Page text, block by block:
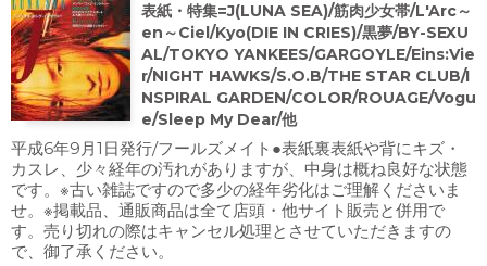
表紙・特集=J(LUNA SEA)/筋肉少女帯/L'Arc～
en～Ciel/Kyo(DIE IN CRIES)/黒夢/BY-SEXU
AL/TOKYO YANKEES/GARGOYLE/Eins:Vie
r/NIGHT HAWKS/S.O.B/THE STAR CLUB/I
NSPIRAL GARDEN/COLOR/ROUAGE/Vogu
e/Sleep My Dear/他
平成6年9月1日発行/フールズメイト●表紙裏表紙や背にキズ・
カスレ、少々経年の汚れがありますが、中身は概ね良好な状態
です。※古い雑誌ですので多少の経年劣化はご理解くださいま
せ。※掲載品、通販商品は全て店頭・他サイト販売と併用で
す。売り切れの際はキャンセル処理とさせていただきますの
で、御了承ください。